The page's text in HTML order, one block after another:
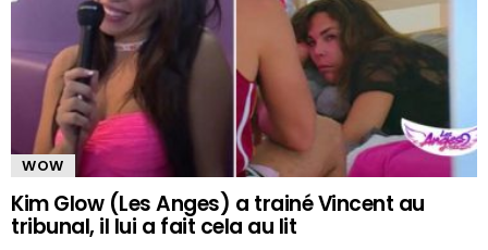
WOW
Kim Glow (Les Anges) a trainé Vincent au
tribunal, il lui a fait cela au lit